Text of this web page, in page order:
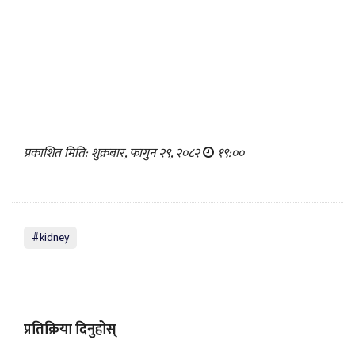
प्रकाशित मिति: शुक्रबार, फागुन २९, २०८२ १९:००
#kidney
प्रतिक्रिया दिनुहोस्